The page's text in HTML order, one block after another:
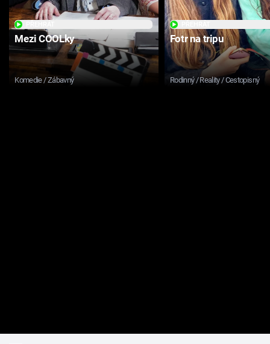
Mezi COOLky
Komedie / Zábavný
Fotr na tripu
Rodinný / Reality / Cestopisný